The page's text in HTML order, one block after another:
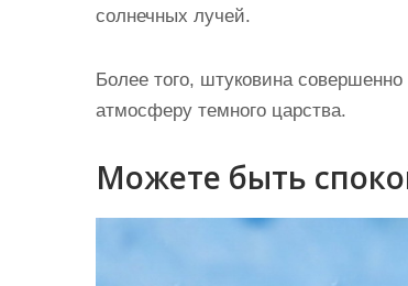
солнечных лучей.
Более того, штуковина совершенно
атмосферу темного царства.
Можете быть